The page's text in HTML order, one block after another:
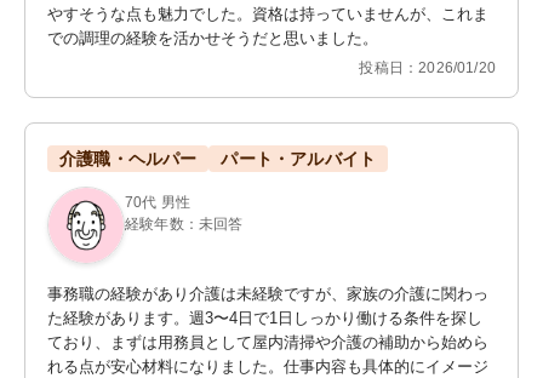
やすそうな点も魅力でした。資格は持っていませんが、これま
での調理の経験を活かせそうだと思いました。
投稿日：2026/01/20
介護職・ヘルパー パート・アルバイト
70代 男性
経験年数：未回答
事務職の経験があり介護は未経験ですが、家族の介護に関わっ
た経験があります。週3〜4日で1日しっかり働ける条件を探し
ており、まずは用務員として屋内清掃や介護の補助から始めら
れる点が安心材料になりました。仕事内容も具体的にイメージ